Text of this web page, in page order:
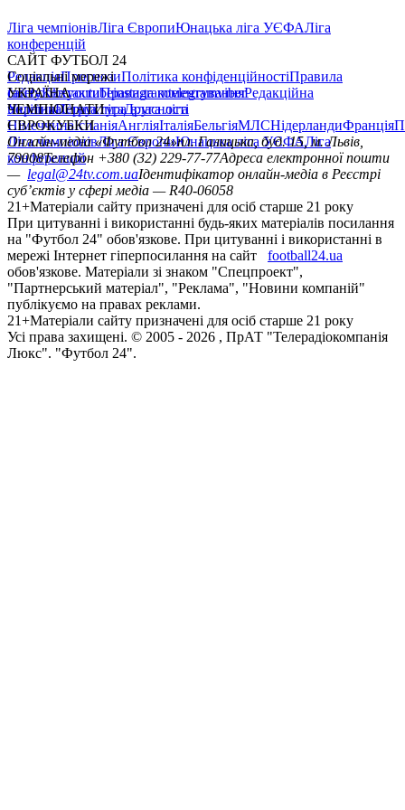
Ліга чемпіонівЛіга ЄвропиЮнацька ліга УЄФАЛіга
конференцій
САЙТ ФУТБОЛ 24
РедакціяПрогнозиПолітика конфіденційностіПравила
сайтуКонтактиПравила коментуванняРедакційна
політикаСтруктура власності
Соціальні мережі
facebookxyoutubeinstagramtelegramviber
УКРАЇНА
УкраїнаПерша лігаДруга ліга
ЧЕМПІОНАТИ
НімеччинаІспаніяАнгліяІталіяБельгіяМЛСНідерландиФранція
ЄВРОКУБКИ
Ліга чемпіонівЛіга ЄвропиЮнацька ліга УЄФАЛіга
конференцій
Онлайн-медіа «Футбол 24»пл. Галицька, буд. 15, м. Львів,
79008Телефон +380 (32) 229-77-77Адреса електронної пошти
— legal@24tv.com.uaІдентифікатор онлайн-медіа в Реєстрі
суб’єктів у сфері медіа — R40-06058
21+Матеріали сайту призначені для осіб старше 21 року
При цитуванні і використанні будь-яких матеріалів посилання
на "Футбол 24" обов'язкове. При цитуванні і використанні в
мережі Інтернет гіперпосилання на сайт
football24.ua
обов'язкове. Матеріали зі знаком "Спецпроект",
"Партнерський матеріал", "Реклама", "Новини компаній"
публікуємо на правах реклами.
21+Матеріали сайту призначені для осіб старше 21 року
Усi права захищенi. © 2005 - 2026 , ПрАТ "Телерадіокомпанія
Люкс". "Футбол 24".